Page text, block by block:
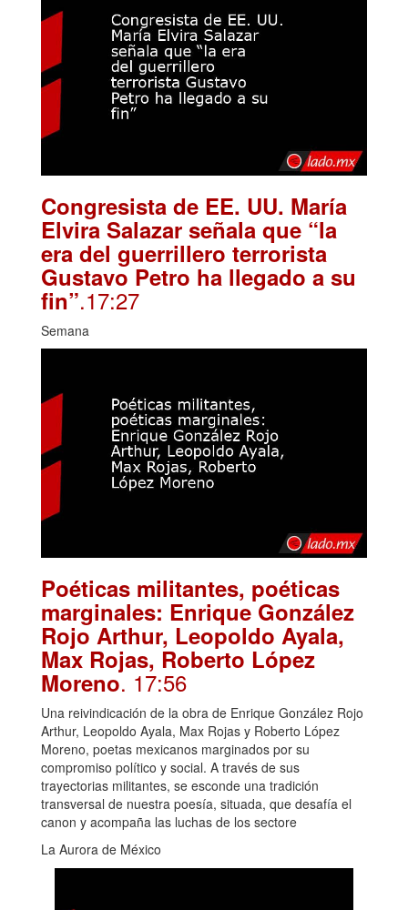
Congresista de EE. UU. María
Elvira Salazar señala que “la
era del guerrillero terrorista
Gustavo Petro ha llegado a su
fin”.17:27
Semana
Poéticas militantes, poéticas
marginales: Enrique González
Rojo Arthur, Leopoldo Ayala,
Max Rojas, Roberto López
Moreno. 17:56
Una reivindicación de la obra de Enrique González Rojo
Arthur, Leopoldo Ayala, Max Rojas y Roberto López
Moreno, poetas mexicanos marginados por su
compromiso político y social. A través de sus
trayectorias militantes, se esconde una tradición
transversal de nuestra poesía, situada, que desafía el
canon y acompaña las luchas de los sectore
La Aurora de México